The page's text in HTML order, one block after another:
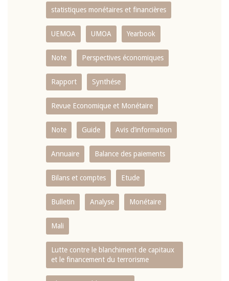
statistiques monétaires et financières
UEMOA UMOA Yearbook
Note Perspectives économiques
Rapport Synthése
Revue Economique et Monétaire
Note Guide Avis d’information
Annuaire Balance des paiements
Bilans et comptes Etude
Bulletin Analyse Monétaire
Mali
Lutte contre le blanchiment de capitaux
et le financement du terrorisme